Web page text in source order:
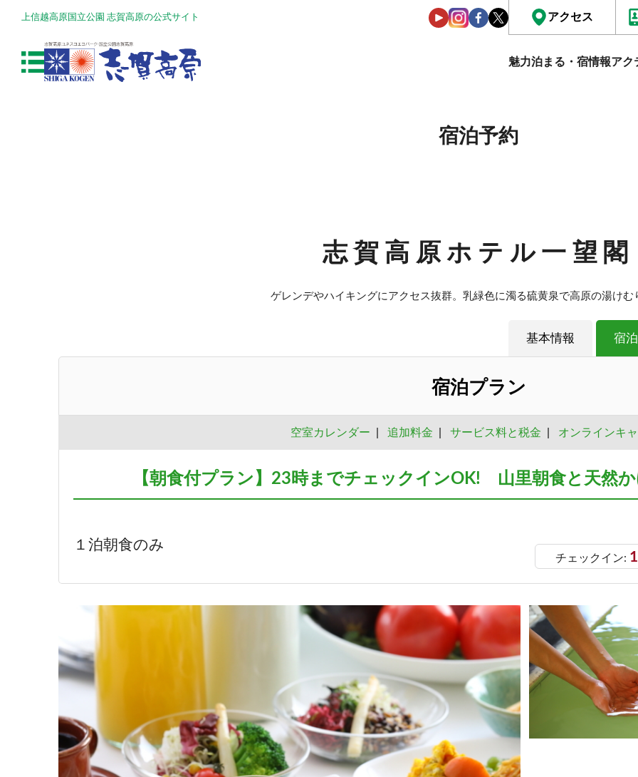
上信越高原国立公園 志賀高原の公式サイト アクセス
魅力泊まる・宿情報アク
宿泊予約
志賀高原ホテル一望閣
ゲレンデやハイキングにアクセス抜群。乳緑色に濁る硫黄泉で高原の湯けむ
基本情報 宿
宿泊プラン
空室カレンダー 追加料金 サービス料と税金 オンラインキ
【朝食付プラン】23時までチェックインOK! 山里朝食と天然か
１泊朝食のみ
チェックイン: